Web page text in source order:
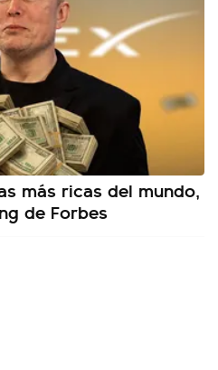
más ricas del mundo,
de Forbes